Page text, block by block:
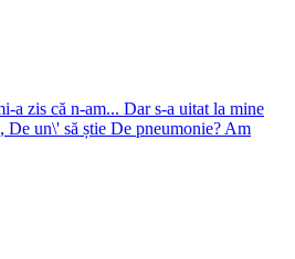
a zis că n-am... Dar s-a uitat la mine
De un\' să știe De pneumonie? Am